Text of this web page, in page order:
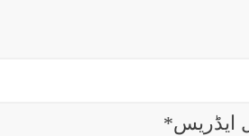
ایڈریس*